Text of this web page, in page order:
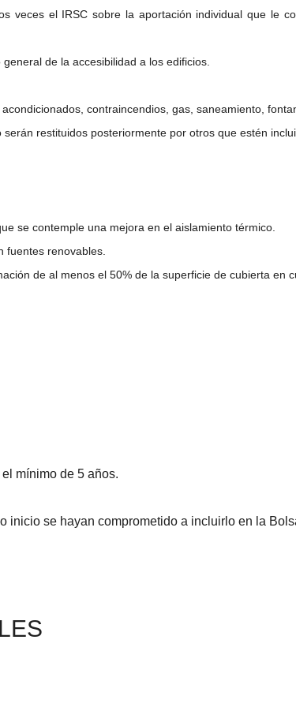
veces el IRSC sobre la aportación individual que le
de la accesibilidad a los edificios.
contraincendios, gas, saneamiento,
restituidos posteriormente por otros que estén
se contemple una mejora en el aislamiento térmico.
fuentes renovables.
de al menos el 50% de la superficie de cubierta en
mínimo de 5 años.
inicio se hayan comprometido a incluirlo en la